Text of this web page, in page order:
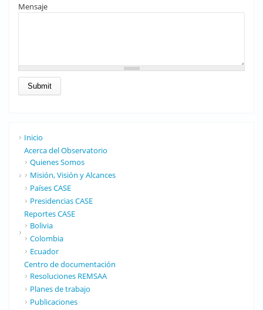
Mensaje
Inicio
Acerca del Observatorio
Quienes Somos
Misión, Visión y Alcances
Países CASE
Presidencias CASE
Reportes CASE
Bolivia
Colombia
Ecuador
Centro de documentación
Resoluciones REMSAA
Planes de trabajo
Publicaciones